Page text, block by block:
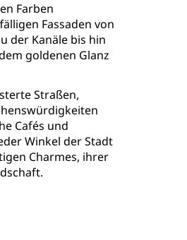
Farben
Fassaden von
der Kanäle bis hin
goldenen Glanz
Straßen,
Cafés und
Winkel der Stadt
Charmes, ihrer